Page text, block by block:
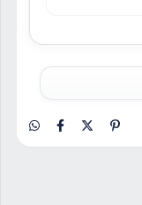
una óptima